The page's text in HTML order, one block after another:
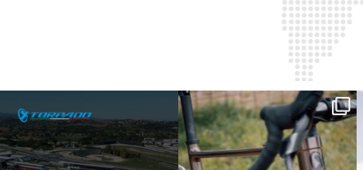
IBF sta per...
17 1
Kepler R è la gravel pensata per affrontare
lunghe...
27 0